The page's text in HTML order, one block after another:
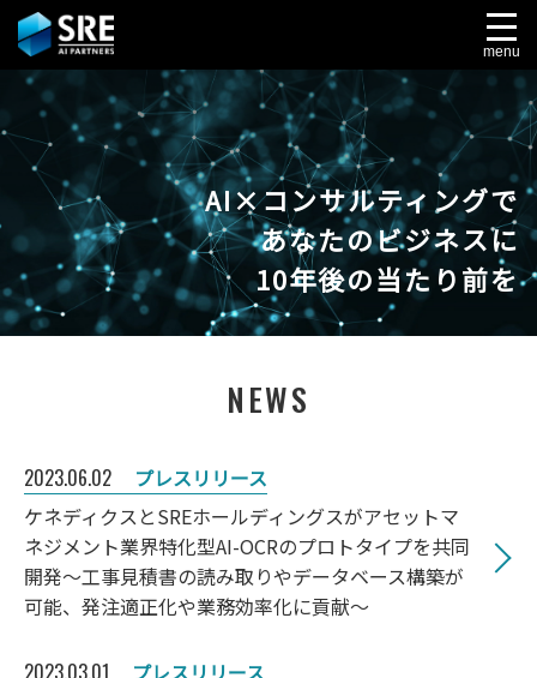
menu
AI×コンサルティングで
あなたのビジネスに
10年後の当たり前を
NEWS
2023.06.02
プレスリリース
ケネディクスとSREホールディングスがアセットマ
ネジメント業界特化型AI-OCRのプロトタイプを共同
開発～工事見積書の読み取りやデータベース構築が
可能、発注適正化や業務効率化に貢献～
2023.03.01
プレスリリース